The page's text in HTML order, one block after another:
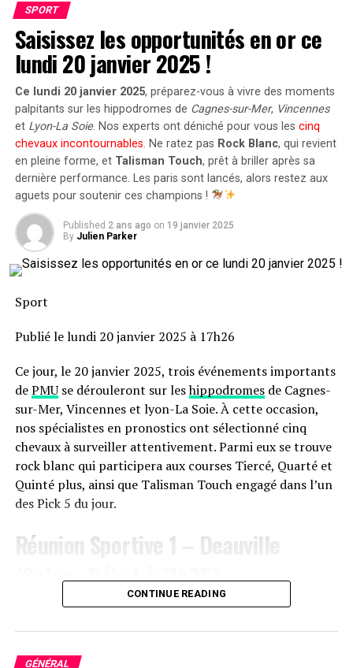
terme prématuré à sa saison, et en seulement 20
matchs, il n’a pu enregistrer qu’une moyenne de 2,4
pointsavec un pourcentage de réussite de 29 %. Face à
ces performances décevantes, les Hawks ont décidé de
l’échanger lors de la nuit du repêchage, le transférant
aux Rockets.
Une retraite prématurée en
perspective
Alors que les Rockets se préparent à faire face à la
possible perte de Griffin, des rumeurs circulent selon
lesquelles le joueur de 21 ans envisagerait sérieusement
de quitter le monde du basketball. Selon Shams Charania
de The Athletic, cette décision pourrait survenir après
seulement deux saisons dans la ligue, un fait rare pour
un joueur de son calibre.
Les implications pour les
Rockets
Si Griffin venait à se retirer, les Rockets pourraient se
tourner vers le marché des agents libres pour renforcer
leur effectif sur les ailes, alors que la saison approche à
grands pas. La situation de Griffin soulève des questions
sur la durabilité des carrières dans le sport
professionnel, où les blessures et les performances
Alors que certains réalisent leurs rêves, d’autres doivent
SPORT
Saisissez les opportunités en or ce
lundi 20 janvier 2025 !
Ce lundi 20 janvier 2025, préparez-vous à vivre des moments
palpitants sur les hippodromes de Cagnes-sur-Mer, Vincennes
et Lyon-La Soie. Nos experts ont déniché pour vous les cinq
chevaux incontournables. Ne ratez pas Rock Blanc, qui revient
en pleine forme, et Talisman Touch, prêt à briller après sa
dernière performance. Les paris sont lancés, alors restez aux
aguets pour soutenir ces champions !
Published 2 ans ago on 19 janvier 2025
By Julien Parker
Sport
Publié le lundi 20 janvier 2025 à 17h26
Ce jour, le 20 janvier 2025, trois événements importants
dePMUse dérouleront sur leshippodromesde Cagnes-
sur-Mer, Vincennes et lyon-La Soie. À cette occasion,
nos spécialistes en pronostics ont sélectionné cinq
chevaux à surveiller attentivement. Parmi eux se trouve
rock blanc qui participera aux courses Tiercé, Quarté et
Quinté plus, ainsi que Talisman Touch engagé dans l’un
des Pick 5 du jour.
Réunion Sportive 1 – Deauville
(Galop ; Début à 11h35)
Roast Chestnut (302)
pour une victoire imminente.
CONTINUE READING
GÉNÉRAL